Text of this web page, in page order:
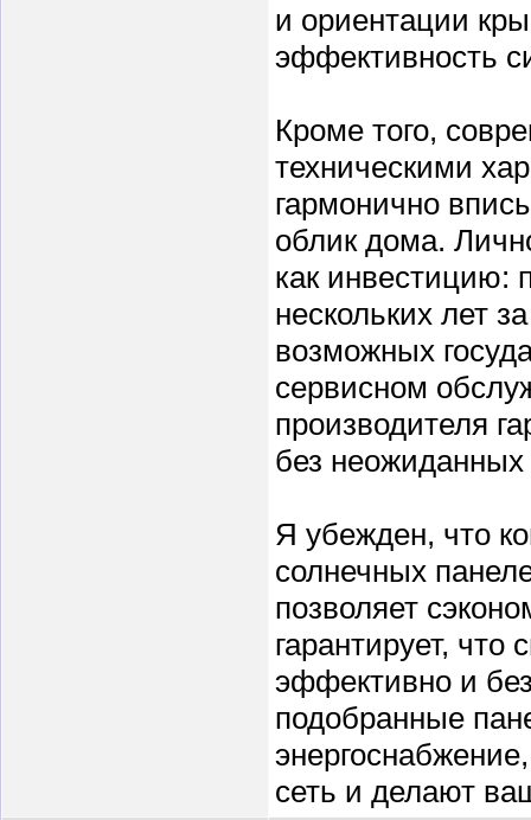
и ориентации
эффективность
Кроме того,
техническими
гармонично
облик дома.
как инвестицию:
нескольких лет
возможных
сервисном
производителя
без неожиданных
Я убежден, что
солнечных
позволяет
гарантирует, что
эффективно и
подобранные
сеть и делают